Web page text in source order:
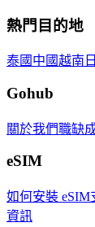
熱門目的地
泰國 中國越南
Gohub
關於我們職缺
eSIM
如何安裝 eSIM
資訊